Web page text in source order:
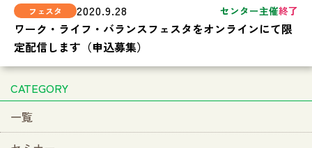
2020.9.28 センター主催終了
ワーク・ライフ・バランスフェスタをオンラインにて限
定配信します（申込募集）
CATEGORY
一覧